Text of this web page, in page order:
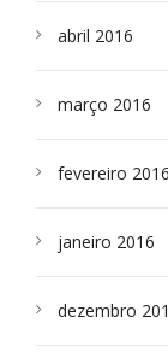
abril 2016
março 2016
fevereiro 2016
janeiro 2016
dezembro